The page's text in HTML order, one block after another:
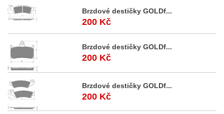
Brzdové destičky GOLDf...
200 Kč
Brzdové destičky GOLDf...
200 Kč
Brzdové destičky GOLDf...
200 Kč